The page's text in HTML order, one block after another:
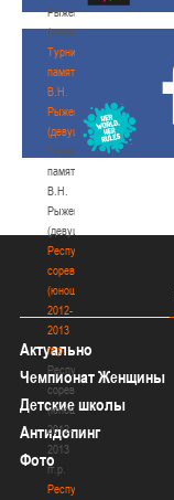
Рыженкова
(юноши)
Турнир
памяти
В.Н.
Рыженкова
(девушки)
Турнир
памяти
В.Н.
Рыженкова
(девушки)
Республиканские
соревнования
(юноши)
2012-
2013
гг.р.
Республиканские
соревнования
(юноши)
2012-
2013
гг.р.
Республиканские
Актуально
Чемпионат Женщины
Детские школы
Антидопинг
Фото